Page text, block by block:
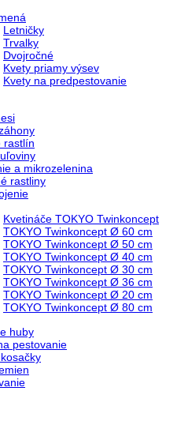
Letničky
Trvalky
Dvojročné
Kvety priamy výsev
Kvety na predpestovanie
rastlín
a mikrozelenina
rastliny
Kvetináče TOKYO Twinkoncept
TOKYO Twinkoncept Ø 60 cm
TOKYO Twinkoncept Ø 50 cm
TOKYO Twinkoncept Ø 40 cm
TOKYO Twinkoncept Ø 30 cm
TOKYO Twinkoncept Ø 36 cm
TOKYO Twinkoncept Ø 20 cm
TOKYO Twinkoncept Ø 80 cm
huby
pestovanie